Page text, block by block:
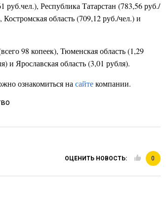
Республика Татарстан (783,56 руб./
область (709,12 руб./чел.) и
98 копеек), Тюменская область (1,29
и Ярославская область (3,01 рубля).
ознакомиться на сайтекомпании.
ОЦЕНИТЬ НОВОСТЬ: 0